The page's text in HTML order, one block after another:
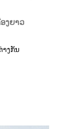
ງຍາວ
າງກັນ